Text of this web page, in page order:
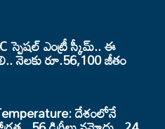
స్పెషల్ ఎంట్రీ స్కీమ్.. ఈ
నెలకు రూ.56,100 జీతం
దేశంలోనే